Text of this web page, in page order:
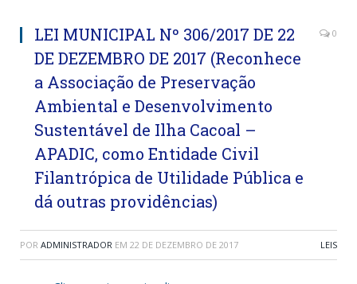
LEI MUNICIPAL Nº 306/2017 DE 22
DE DEZEMBRO DE 2017 (Reconhece
a Associação de Preservação
Ambiental e Desenvolvimento
Sustentável de Ilha Cacoal –
APADIC, como Entidade Civil
Filantrópica de Utilidade Pública e
dá outras providências)
0
POR ADMINISTRADOR EM 22 DE DEZEMBRO DE 2017 LEIS